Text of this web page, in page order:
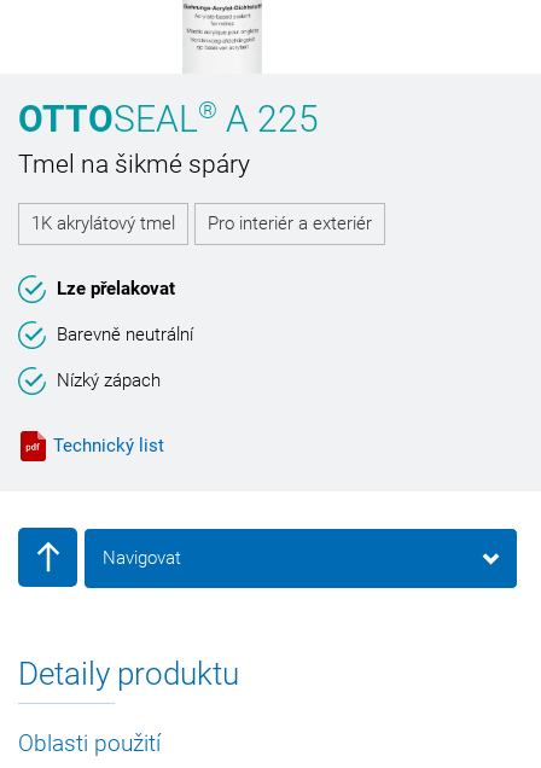
OTTOSEAL® A 225
Tmel na šikmé spáry
1K akrylátový tmel Pro interiér a exteriér
Lze přelakovat
Barevně neutrální
Nízký zápach
Technický list
Navigovat
Detaily produktu
Oblasti použití